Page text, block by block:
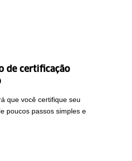
de certificação
que você certifique seu
poucos passos simples e